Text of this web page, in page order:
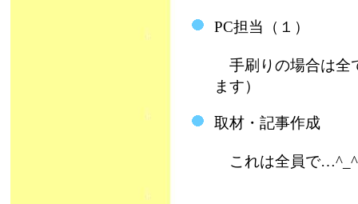
PC担当（１）
手刷りの場合は全
ます）
取材・記事作成
これは全員で